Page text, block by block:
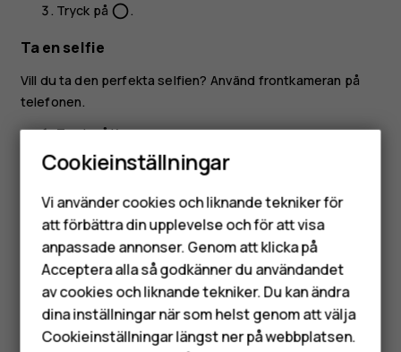
Smartphones
Mobiltelefoner
Tillbehör
HMD Terra M
Surfplattor
Tryck på panorama_fish_eye.
Ta en selfie
Vill du ta den perfekta selfien? Använd frontkameran på
telefonen.
Tryck påKamera.
Tryck på
för att växla till frontkameran.
Ställ in motivet och fokusera.
Tryck påpanorama_fish_eye.
Cookieinställningar
Vi använder cookies och liknande tekniker för
att förbättra din upplevelse och för att visa
anpassade annonser. Genom att klicka på
Acceptera alla så godkänner du användandet
av cookies och liknande tekniker. Du kan ändra
dina inställningar när som helst genom att välja
Cookieinställningar längst ner på webbplatsen.